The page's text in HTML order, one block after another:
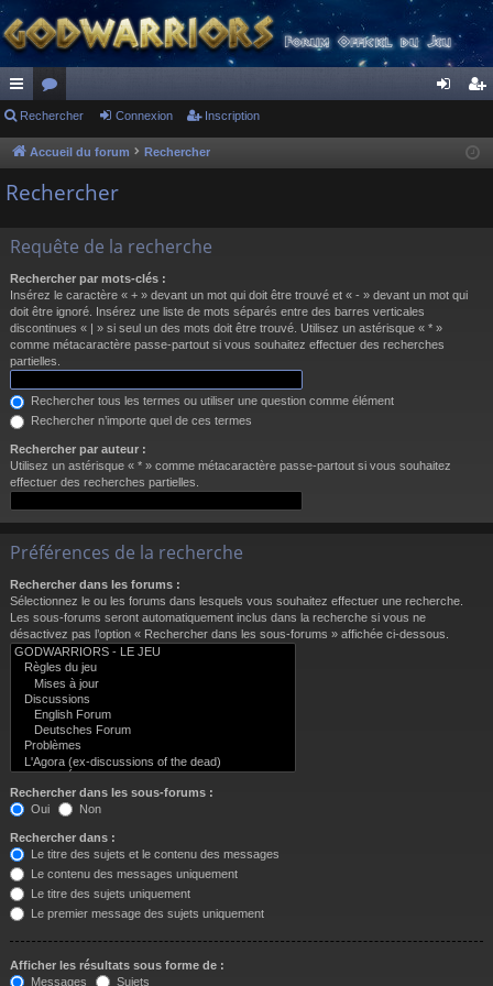
ac
co
ur
s
or
u
m
cri
Rechercher Connexion Inscription
Accueil du forum Rechercher
Rechercher
Requête de la recherche
Rechercher par mots-clés :
Insérez le caractère « + » devant un mot qui doit être trouvé et « - » devant un mot qui
doit être ignoré. Insérez une liste de mots séparés entre des barres verticales
discontinues « | » si seul un des mots doit être trouvé. Utilisez un astérisque « * »
comme métacaractère passe-partout si vous souhaitez effectuer des recherches
partielles.
Rechercher tous les termes ou utiliser une question comme élément
Rechercher n’importe quel de ces termes
Rechercher par auteur :
Utilisez un astérisque « * » comme métacaractère passe-partout si vous souhaitez
effectuer des recherches partielles.
Préférences de la recherche
Rechercher dans les forums :
Sélectionnez le ou les forums dans lesquels vous souhaitez effectuer une recherche.
Les sous-forums seront automatiquement inclus dans la recherche si vous ne
désactivez pas l’option « Rechercher dans les sous-forums » affichée ci-dessous.
Rechercher dans les sous-forums :
Oui
Non
Rechercher dans :
Le titre des sujets et le contenu des messages
Le contenu des messages uniquement
Le titre des sujets uniquement
Le premier message des sujets uniquement
Afficher les résultats sous forme de :
Messages
Sujets